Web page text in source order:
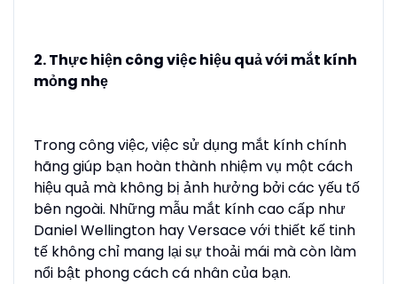
2. Thực hiện công việc hiệu quả với mắt kính
mỏng nhẹ
Trong công việc, việc sử dụng mắt kính chính
hãng giúp bạn hoàn thành nhiệm vụ một cách
hiệu quả mà không bị ảnh hưởng bởi các yếu tố
bên ngoài. Những mẫu mắt kính cao cấp như
Daniel Wellington hay Versace với thiết kế tinh
tế không chỉ mang lại sự thoải mái mà còn làm
nổi bật phong cách cá nhân của bạn.